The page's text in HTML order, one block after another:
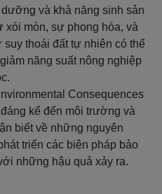
và khả năng sinh sản
xói mòn, sự phong hóa, và
thoái đất tự nhiên có thể
năng suất nông nghiệp
Consequences
kể đến môi trường và
biết về những nguyên
triển các biện pháp bảo
những hậu quả xảy ra.